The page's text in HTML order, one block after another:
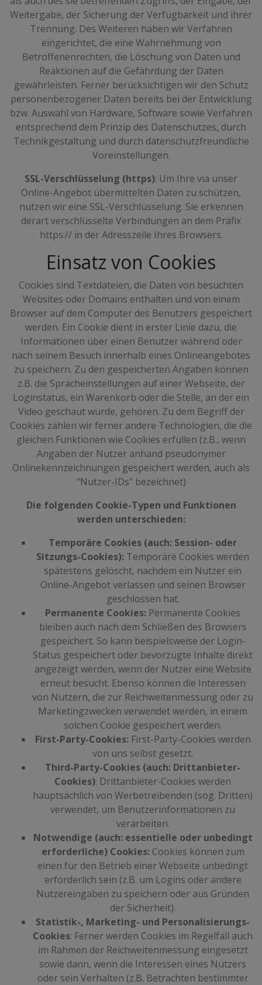
Weitergabe, der Sicherung der Verfügbarkeit und ihrer
Trennung. Des Weiteren haben wir Verfahren
eingerichtet, die eine Wahrnehmung von
Betroffenenrechten, die Löschung von Daten und
Reaktionen auf die Gefährdung der Daten
gewährleisten. Ferner berücksichtigen wir den Schutz
personenbezogener Daten bereits bei der Entwicklung
bzw. Auswahl von Hardware, Software sowie Verfahren
entsprechend dem Prinzip des Datenschutzes, durch
Technikgestaltung und durch datenschutzfreundliche
Voreinstellungen.
SSL-Verschlüsselung (https): Um Ihre via unser
Online-Angebot übermittelten Daten zu schützen,
nutzen wir eine SSL-Verschlüsselung. Sie erkennen
derart verschlüsselte Verbindungen an dem Präfix
https:// in der Adresszeile Ihres Browsers.
Einsatz von Cookies
Cookies sind Textdateien, die Daten von besuchten
Websites oder Domains enthalten und von einem
Browser auf dem Computer des Benutzers gespeichert
werden. Ein Cookie dient in erster Linie dazu, die
Informationen über einen Benutzer während oder
nach seinem Besuch innerhalb eines Onlineangebotes
zu speichern. Zu den gespeicherten Angaben können
z.B. die Spracheinstellungen auf einer Webseite, der
Loginstatus, ein Warenkorb oder die Stelle, an der ein
Video geschaut wurde, gehören. Zu dem Begriff der
Cookies zählen wir ferner andere Technologien, die die
gleichen Funktionen wie Cookies erfüllen (z.B., wenn
Angaben der Nutzer anhand pseudonymer
Onlinekennzeichnungen gespeichert werden, auch als
"Nutzer-IDs" bezeichnet)
Die folgenden Cookie-Typen und Funktionen
werden unterschieden:
Temporäre Cookies (auch: Session- oder
Sitzungs-Cookies): Temporäre Cookies werden
spätestens gelöscht, nachdem ein Nutzer ein
Online-Angebot verlassen und seinen Browser
geschlossen hat.
Permanente Cookies: Permanente Cookies
bleiben auch nach dem Schließen des Browsers
gespeichert. So kann beispielsweise der Login-
Status gespeichert oder bevorzugte Inhalte direkt
angezeigt werden, wenn der Nutzer eine Website
erneut besucht. Ebenso können die Interessen
von Nutzern, die zur Reichweitenmessung oder zu
Marketingzwecken verwendet werden, in einem
solchen Cookie gespeichert werden.
First-Party-Cookies:First-Party-Cookies werden
von uns selbst gesetzt.
Third-Party-Cookies (auch: Drittanbieter-
Cookies): Drittanbieter-Cookies werden
hauptsächlich von Werbetreibenden (sog. Dritten)
verwendet, um Benutzerinformationen zu
verarbeiten.
Notwendige (auch: essentielle oder unbedingt
erforderliche) Cookies:Cookies können zum
einen für den Betrieb einer Webseite unbedingt
erforderlich sein (z.B. um Logins oder andere
Nutzereingaben zu speichern oder aus Gründen
der Sicherheit).
Statistik-, Marketing- und Personalisierungs-
Cookies: Ferner werden Cookies im Regelfall auch
im Rahmen der Reichweitenmessung eingesetzt
sowie dann, wenn die Interessen eines Nutzers
oder sein Verhalten (z.B. Betrachten bestimmter